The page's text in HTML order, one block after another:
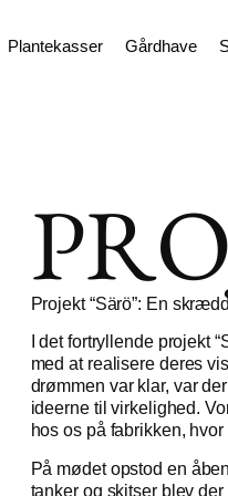
Plantekasser Gårdhave
Projekt “Särö”: En
I det fortryllende projekt
med at realisere deres
drømmen var klar, var
ideerne til virkelighed.
hos os på fabrikken,
På mødet opstod en
tanker og skitser blev